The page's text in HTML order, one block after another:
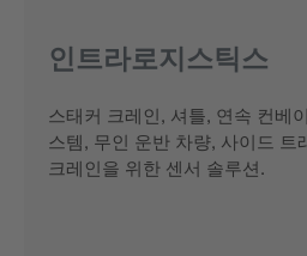
인트라로지스틱스
스태커 크레인, 셔틀, 연속 컨베
스템, 무인 운반 차량, 사이드 트
크레인을 위한 센서 솔루션.